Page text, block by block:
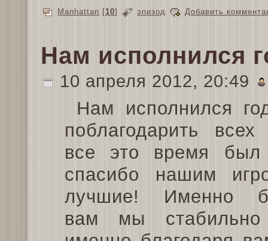
Manhattan [10] эпизод Добавить
Нам исполнился
10 апреля 2012, 20:49
Нам исполнился
поблагодарить
все это время
спасибо нашим
лучшие! Именно
вам мы стабильно